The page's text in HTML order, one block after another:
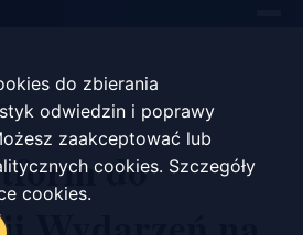
do zbierania
odwiedzin i poprawy
zaakceptować lub
cookies. Szczegóły
cookies.
do